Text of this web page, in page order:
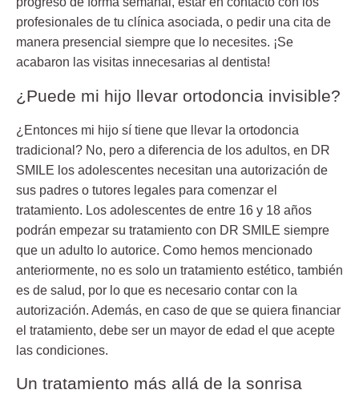
profesionales de tu clínica asociada, o pedir una cita de
manera presencial siempre que lo necesites. ¡Se
acabaron las visitas innecesarias al dentista!
¿Puede mi hijo llevar ortodoncia invisible?
¿Entonces mi hijo sí tiene que llevar la ortodoncia
tradicional? No, pero a diferencia de los adultos, en DR
SMILE los adolescentes necesitan una autorización de
sus padres o tutores legales para comenzar el
tratamiento. Los adolescentes de entre 16 y 18 años
podrán empezar su tratamiento con DR SMILE siempre
que un adulto lo autorice. Como hemos mencionado
anteriormente, no es solo un tratamiento estético, también
es de salud, por lo que es necesario contar con la
autorización. Además, en caso de que se quiera financiar
el tratamiento, debe ser un mayor de edad el que acepte
las condiciones.
Un tratamiento más allá de la sonrisa